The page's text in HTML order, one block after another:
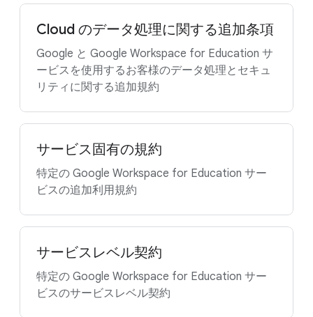
Cloud のデータ処理に関する追加条項
Google と Google Workspace for Education サ
ービスを使用するお客様のデータ処理とセキュ
リティに関する追加規約
サービス固有の規約
特定の Google Workspace for Education サー
ビスの追加利用規約
サービスレベル契約
特定の Google Workspace for Education サー
ビスのサービスレベル契約